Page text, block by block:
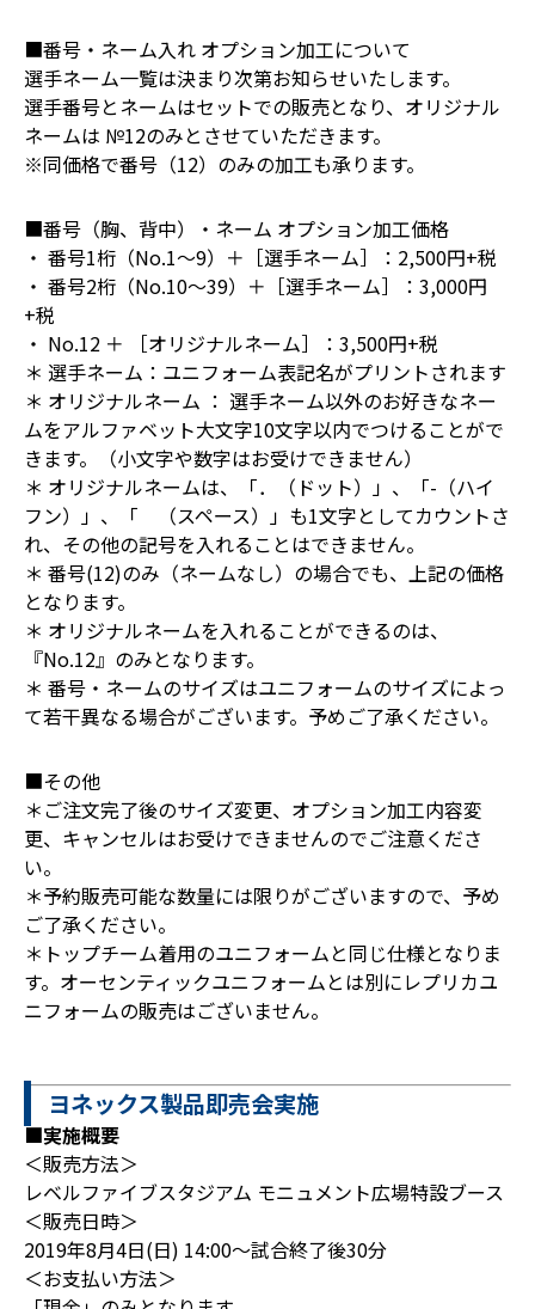
■番号・ネーム入れ オプション加工について
選手ネーム一覧は決まり次第お知らせいたします。
選手番号とネームはセットでの販売となり、オリジナル
ネームは №12のみとさせていただきます。
※同価格で番号（12）のみの加工も承ります。
■番号（胸、背中）・ネーム オプション加工価格
・ 番号1桁（No.1～9）＋［選手ネーム］：2,500円+税
・ 番号2桁（No.10～39）＋［選手ネーム］：3,000円
+税
・ No.12 ＋ ［オリジナルネーム］：3,500円+税
＊ 選手ネーム：ユニフォーム表記名がプリントされます
＊ オリジナルネーム ： 選手ネーム以外のお好きなネー
ムをアルファベット大文字10文字以内でつけることがで
きます。（小文字や数字はお受けできません）
＊ オリジナルネームは、「．（ドット）」、「-（ハイ
フン）」、「 （スペース）」も1文字としてカウントさ
れ、その他の記号を入れることはできません。
＊ 番号(12)のみ（ネームなし）の場合でも、上記の価格
となります。
＊ オリジナルネームを入れることができるのは、
『No.12』のみとなります。
＊ 番号・ネームのサイズはユニフォームのサイズによっ
て若干異なる場合がございます。予めご了承ください。
■その他
＊ご注文完了後のサイズ変更、オプション加工内容変
更、キャンセルはお受けできませんのでご注意くださ
い。
＊予約販売可能な数量には限りがございますので、予め
ご了承ください。
＊トップチーム着用のユニフォームと同じ仕様となりま
す。オーセンティックユニフォームとは別にレプリカユ
ニフォームの販売はございません。
ヨネックス製品即売会実施
■実施概要
＜販売方法＞
レベルファイブスタジアム モニュメント広場特設ブース
＜販売日時＞
2019年8月4日(日) 14:00～試合終了後30分
＜お支払い方法＞